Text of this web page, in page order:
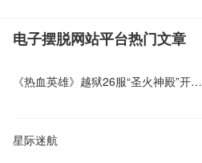
电子摆脱网站平台热门文章
《热血英雄》越狱26服“圣火神殿”开服公告
星际迷航